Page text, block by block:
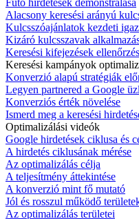
Futó hirdetések demonstrálása
Alacsony keresési arányú
Kulcsszóajánlatok kezdeti
Kizáró kulcsszavak
Keresési kifejezések
Keresési kampányok
Konverzió alapú stratégiák
Legyen partnered a Google
Konverziós érték növelése
Ismerd meg a keresési
Optimalizálási videók
Google hirdetések ciklusa és
A hirdetés ciklusának mérése
Az optimalizálás célja
A teljesítmény áttekintése
A konverzió mint fő mutató
Jól és rosszul működő
Az optimalizálás területei